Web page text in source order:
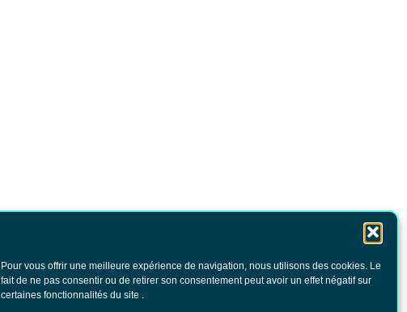
Pour vous offrir une meilleure expérience de navigation, nous utilisons des cookies. Le
fait de ne pas consentir ou de retirer son consentement peut avoir un effet négatif sur
certaines fonctionnalités du site .